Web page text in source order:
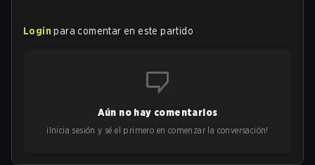
Login para comentar en este partido
Aún no hay comentarios
¡Inicia sesión y sé el primero en comenzar la conversación!